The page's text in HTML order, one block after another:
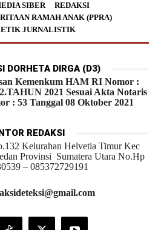
SIBER
REDAKSI
RAMAH ANAK (PPRA)
JURNALISTIK
DORHETA DIRGA (D3)
Kemenkum HAM RI Nomor :
2021 Sesuai Akta Notaris
: 53 Tanggal 08 Oktober 2021
REDAKSI
Kelurahan Helvetia Timur Kec
Provinsi Sumatera Utara No.Hp
– 085372729191